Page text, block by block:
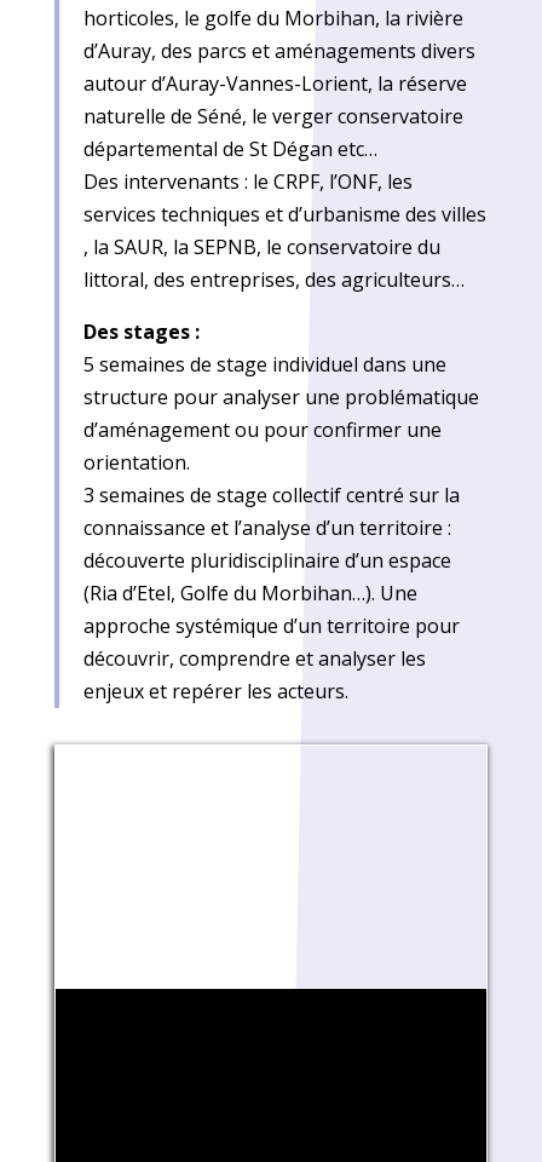
horticoles, le golfe du Morbihan, la rivière
d’Auray, des parcs et aménagements divers
autour d’Auray-Vannes-Lorient, la réserve
naturelle de Séné, le verger conservatoire
départemental de St Dégan etc…
Des intervenants : le CRPF, l’ONF, les
services techniques et d’urbanisme des villes
, la SAUR, la SEPNB, le conservatoire du
littoral, des entreprises, des agriculteurs…
Des stages :
5 semaines de stage individuel dans une
structure pour analyser une problématique
d’aménagement ou pour confirmer une
orientation.
3 semaines de stage collectif centré sur la
connaissance et l’analyse d’un territoire :
découverte pluridisciplinaire d’un espace
(Ria d’Etel, Golfe du Morbihan…). Une
approche systémique d’un territoire pour
découvrir, comprendre et analyser les
enjeux et repérer les acteurs.